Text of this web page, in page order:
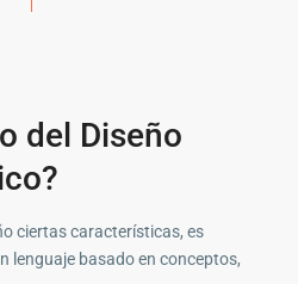
del Diseño
ciertas características, es
lenguaje basado en conceptos,